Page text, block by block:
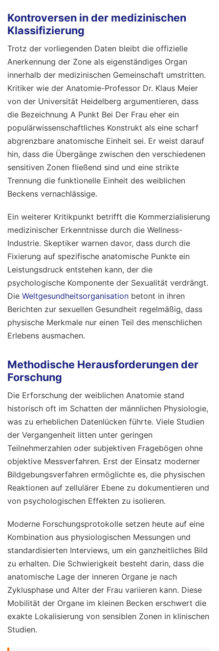
Kontroversen in der medizinischen
Klassifizierung
Trotz der vorliegenden Daten bleibt die offizielle
Anerkennung der Zone als eigenständiges Organ
innerhalb der medizinischen Gemeinschaft umstritten.
Kritiker wie der Anatomie-Professor Dr. Klaus Meier
von der Universität Heidelberg argumentieren, dass
die Bezeichnung A Punkt Bei Der Frau eher ein
populärwissenschaftliches Konstrukt als eine scharf
abgrenzbare anatomische Einheit sei. Er weist darauf
hin, dass die Übergänge zwischen den verschiedenen
sensitiven Zonen fließend sind und eine strikte
Trennung die funktionelle Einheit des weiblichen
Beckens vernachlässige.
Ein weiterer Kritikpunkt betrifft die Kommerzialisierung
medizinischer Erkenntnisse durch die Wellness-
Industrie. Skeptiker warnen davor, dass durch die
Fixierung auf spezifische anatomische Punkte ein
Leistungsdruck entstehen kann, der die
psychologische Komponente der Sexualität verdrängt.
Die Weltgesundheitsorganisation betont in ihren
Berichten zur sexuellen Gesundheit regelmäßig, dass
physische Merkmale nur einen Teil des menschlichen
Erlebens ausmachen.
Methodische Herausforderungen der
Forschung
Die Erforschung der weiblichen Anatomie stand
historisch oft im Schatten der männlichen Physiologie,
was zu erheblichen Datenlücken führte. Viele Studien
der Vergangenheit litten unter geringen
Teilnehmerzahlen oder subjektiven Fragebögen ohne
objektive Messverfahren. Erst der Einsatz moderner
Bildgebungsverfahren ermöglichte es, die physischen
Reaktionen auf zellulärer Ebene zu dokumentieren und
von psychologischen Effekten zu isolieren.
Moderne Forschungsprotokolle setzen heute auf eine
Kombination aus physiologischen Messungen und
standardisierten Interviews, um ein ganzheitliches Bild
zu erhalten. Die Schwierigkeit besteht darin, dass die
anatomische Lage der inneren Organe je nach
Zyklusphase und Alter der Frau variieren kann. Diese
Mobilität der Organe im kleinen Becken erschwert die
exakte Lokalisierung von sensiblen Zonen in klinischen
Studien.